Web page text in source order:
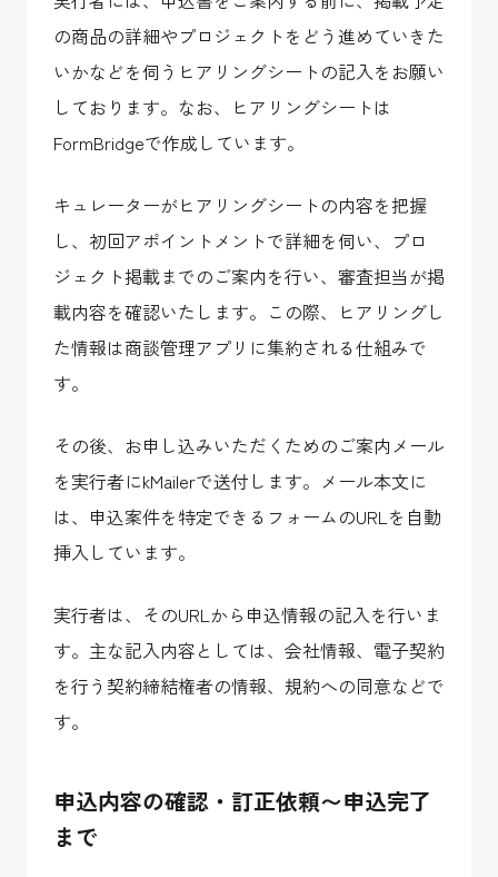
の商品の詳細やプロジェクトをどう進めていきた
いかなどを伺うヒアリングシートの記入をお願い
しております。なお、ヒアリングシートは
FormBridgeで作成しています。
キュレーターがヒアリングシートの内容を把握
し、初回アポイントメントで詳細を伺い、プロ
ジェクト掲載までのご案内を行い、審査担当が掲
載内容を確認いたします。この際、ヒアリングし
た情報は商談管理アプリに集約される仕組みで
す。
その後、お申し込みいただくためのご案内メール
を実行者にkMailerで送付します。メール本文に
は、申込案件を特定できるフォームのURLを自動
挿入しています。
実行者は、そのURLから申込情報の記入を行いま
す。主な記入内容としては、会社情報、電子契約
を行う契約締結権者の情報、規約への同意などで
す。
申込内容の確認・訂正依頼〜申込完了
まで